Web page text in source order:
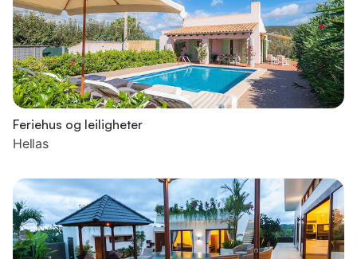
Feriehus og leiligheter
Hellas